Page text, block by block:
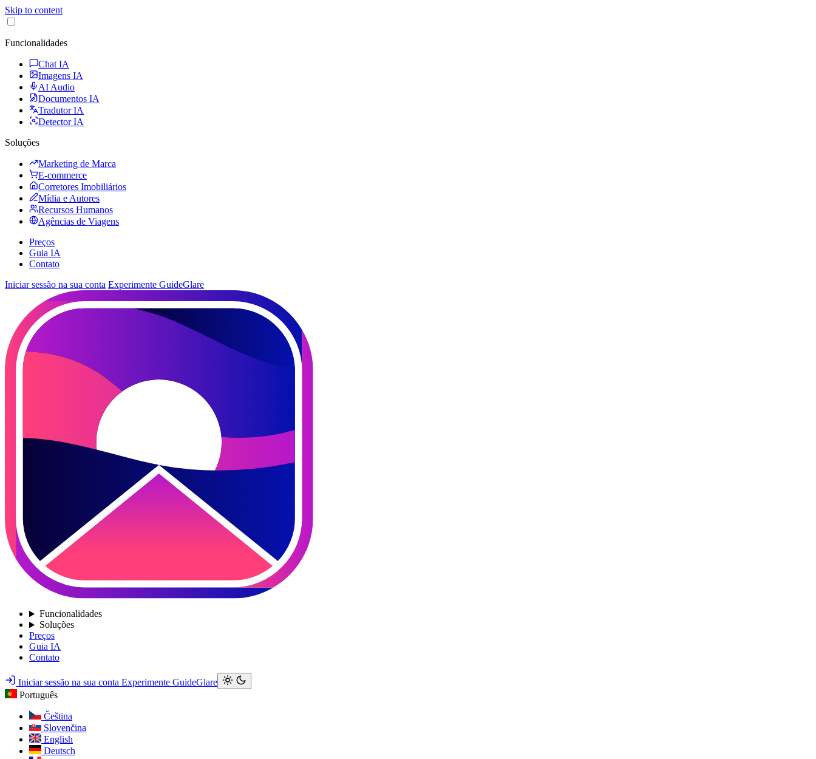
Skip to content
Funcionalidades
Chat IA
Imagens IA
AI Audio
Documentos IA
Tradutor IA
Detector IA
Soluções
Marketing de Marca
E-commerce
Corretores Imobiliários
Mídia e Autores
Recursos Humanos
Agências de Viagens
Preços
Guia IA
Contato
Iniciar sessão na sua conta Experimente GuideGlare
Funcionalidades
Soluções
Preços
Guia IA
Contato
Iniciar sessão na sua conta Experimente GuideGlare
Português
Čeština
Slovenčina
English
Deutsch